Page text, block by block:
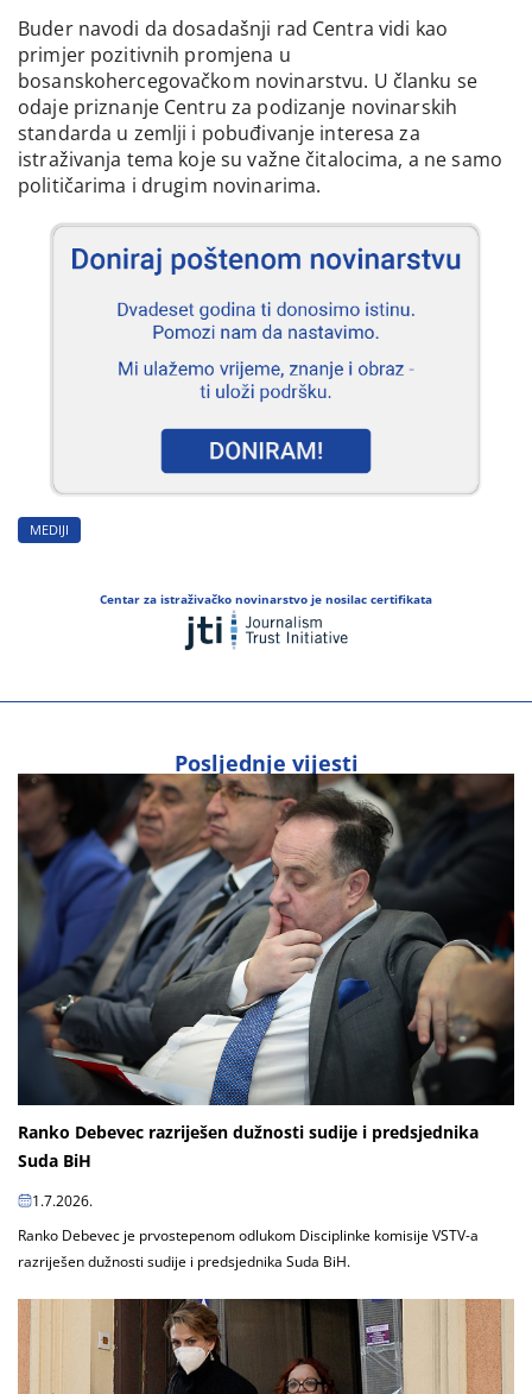
Buder navodi da dosadašnji rad Centra vidi kao
primjer pozitivnih promjena u
bosanskohercegovačkom novinarstvu. U članku se
odaje priznanje Centru za podizanje novinarskih
standarda u zemlji i pobuđivanje interesa za
istraživanja tema koje su važne čitalocima, a ne samo
političarima i drugim novinarima.
MEDIJI
Centar za istraživačko novinarstvo je nosilac certifikata
Posljednje vijesti
Ranko Debevec razriješen dužnosti sudije i predsjednika
Suda BiH
1.7.2026.
Ranko Debevec je prvostepenom odlukom Disciplinke komisije VSTV-a
razriješen dužnosti sudije i predsjednika Suda BiH.